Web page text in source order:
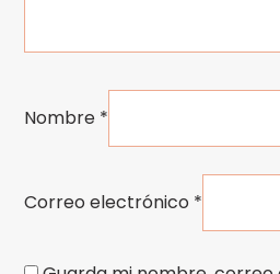
Nombre *
Correo electrónico *